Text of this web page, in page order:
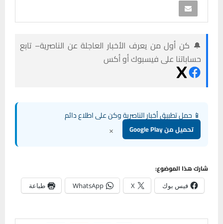
🔔 كن أول من يعرف الأخبار العاجلة عن الناصرية– تابع
حساباتنا على فيسبوك أو أكس
📱 حمل تطبيق أخبار الناصرية وكن على اطلاع دائم
تحميل من Google Play ×
شارك هذا الموضوع:
فيس بوك X
WhatsApp طباعة